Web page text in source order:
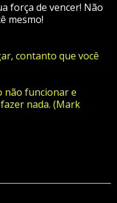
força de vencer! Não
mesmo!
contanto que você
não funcionar e
nada. (Mark